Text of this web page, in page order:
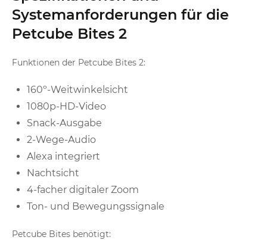
Systemanforderungen für die
Petcube Bites 2
Funktionen der Petcube Bites 2:
160º-Weitwinkelsicht
1080p-HD-Video
Snack-Ausgabe
2-Wege-Audio
Alexa integriert
Nachtsicht
4-facher digitaler Zoom
Ton- und Bewegungssignale
Petcube Bites benötigt: